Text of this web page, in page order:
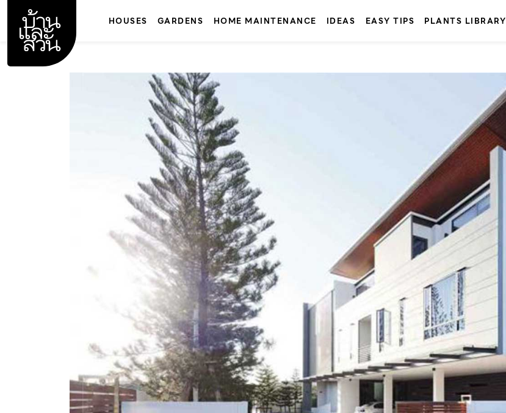
content
HOUSES GARDENS HOME MAINTENANCE IDEAS EASY TIPS PLANTS LIBRARY